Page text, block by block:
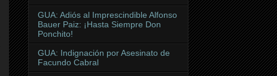
GUA: Adiós al Imprescindible Alfonso
Bauer Paiz: ¡Hasta Siempre Don
Ponchito!
GUA: Indignación por Asesinato de
Facundo Cabral